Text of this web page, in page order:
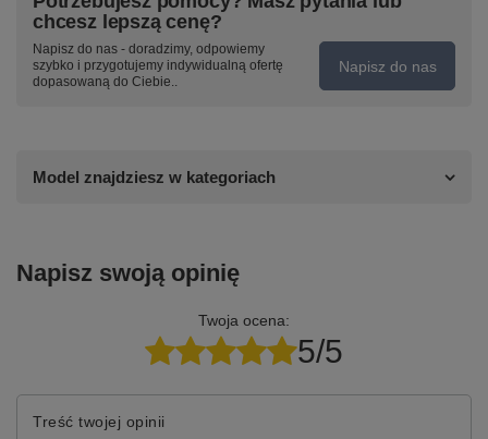
chcesz lepszą cenę?
Napisz do nas - doradzimy, odpowiemy
szybko i przygotujemy indywidualną ofertę
dopasowaną do Ciebie..
Napisz do nas
Model znajdziesz w kategoriach
Napisz swoją opinię
Twoja ocena:
5/5
Treść twojej opinii